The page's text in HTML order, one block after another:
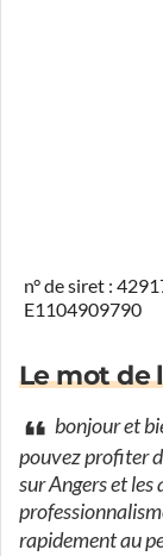
n° de siret :
E1104909790
Le mot de
bonjour et
pouvez profiter
sur Angers et
rapidement au